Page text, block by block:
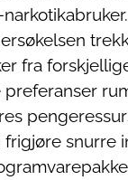
fra
snurre